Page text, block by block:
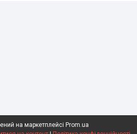
на маркетплейсі Prom.ua